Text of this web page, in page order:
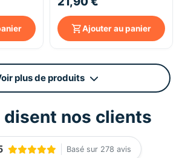
Ajouter au panier
plus de produits
disent nos clients
Basé sur 278 avis